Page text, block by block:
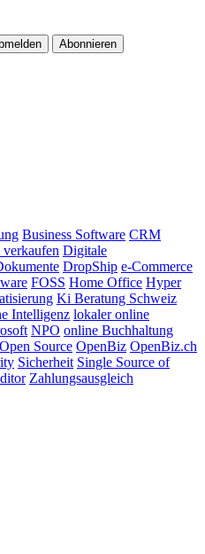
Abonnieren
Business Software CRM
Digitale
DropShip e-Commerce
FOSS Home Office Hyper
Ki Beratung Schweiz
Intelligenz lokaler online
NPO online Buchhaltung
Open Source OpenBiz OpenBiz.ch
Sicherheit Single Source of
Zahlungsausgleich